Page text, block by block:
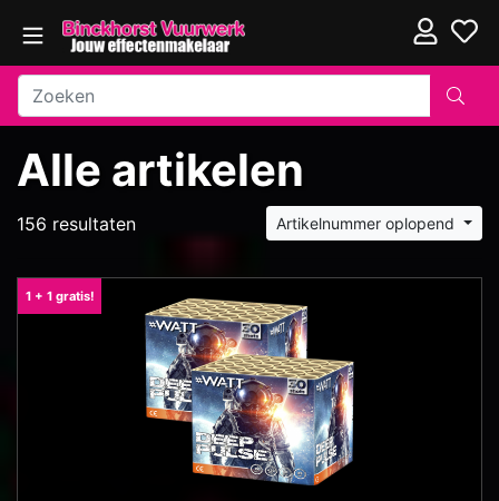
Alle artikelen
156 resultaten Artikelnummer oplopend
1 + 1 gratis!